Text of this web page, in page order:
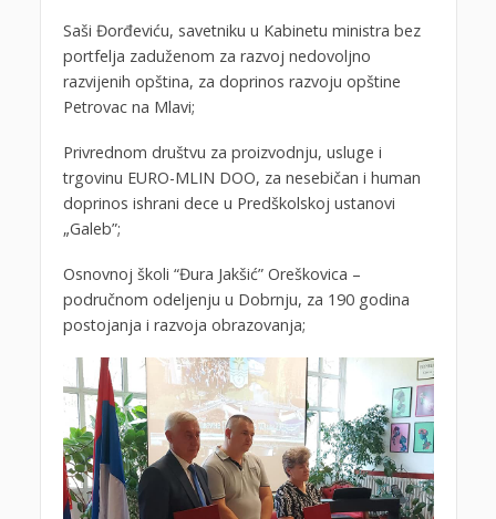
Saši Đorđeviću, savetniku u Kabinetu ministra bez
portfelja zaduženom za razvoj nedovoljno
razvijenih opština, za doprinos razvoju opštine
Petrovac na Mlavi;
Privrednom društvu za proizvodnju, usluge i
trgovinu EURO-MLIN DOO, za nesebičan i human
doprinos ishrani dece u Predškolskoj ustanovi
„Galeb”;
Osnovnoj školi “Đura Jakšić” Oreškovica –
područnom odeljenju u Dobrnju, za 190 godina
postojanja i razvoja obrazovanja;